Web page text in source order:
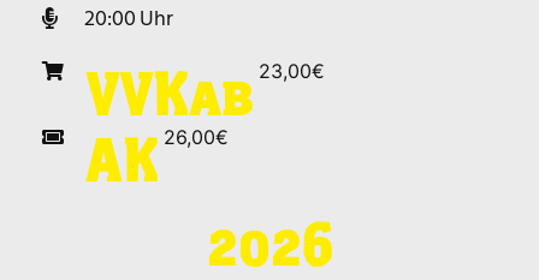
20:00
VVKab 23,00€
AK 26,00€
2026